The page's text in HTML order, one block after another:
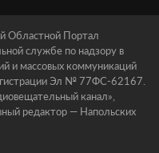
Областной Портал
службе по надзору в
и массовых коммуникаций
Эл № 77ФС-62167.
канал»,
редактор — Напольских